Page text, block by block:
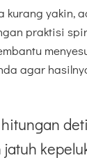
kurang yakin,
praktisi
agar